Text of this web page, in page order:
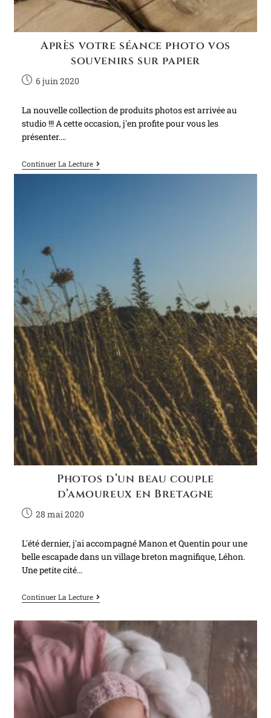
Après votre séance photo vos
souvenirs sur papier
6 juin 2020
La nouvelle collection de produits photos est arrivée au
studio !!! A cette occasion, j'en profite pour vous les
présenter.…
Continuer La Lecture
Photos d’un beau couple
d’amoureux en Bretagne
28 mai 2020
L'été dernier, j'ai accompagné Manon et Quentin pour une
belle escapade dans un village breton magnifique, Léhon.
Une petite cité…
Continuer La Lecture